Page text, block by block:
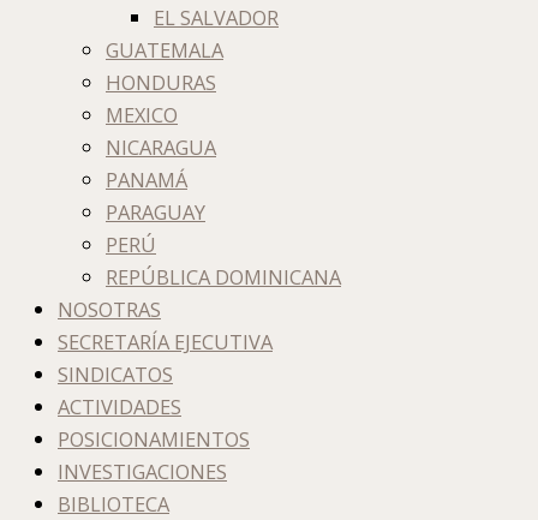
EL SALVADOR
GUATEMALA
HONDURAS
MEXICO
NICARAGUA
PANAMÁ
PARAGUAY
PERÚ
REPÚBLICA DOMINICANA
NOSOTRAS
SECRETARÍA EJECUTIVA
SINDICATOS
ACTIVIDADES
POSICIONAMIENTOS
INVESTIGACIONES
BIBLIOTECA